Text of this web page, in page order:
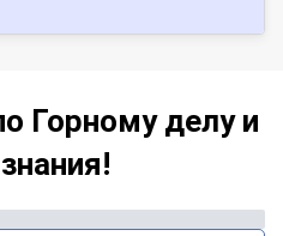
Горному делу и